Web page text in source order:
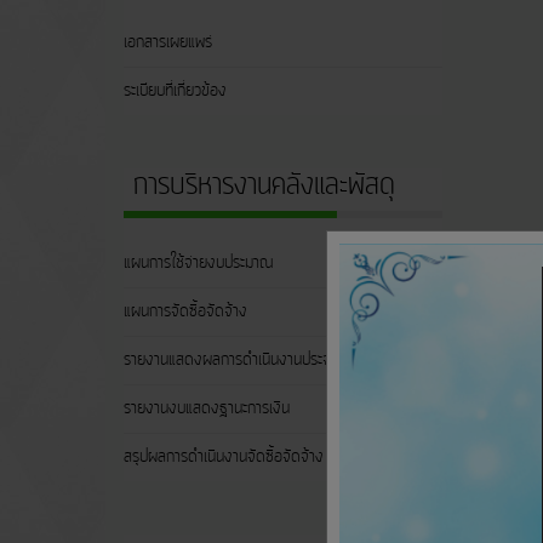
เอกสารเผยแพร่
ระเบียบที่เกี่ยวข้อง
การบริหารงานคลังและพัสดุ
แผนการใช้จ่ายงบประมาณ
แผนการจัดซื้อจัดจ้าง
รายงานแสดงผลการดำเนินงานประจำไตรมาส
รายงานงบแสดงฐานะการเงิน
สรุปผลการดำเนินงานจัดซื้อจัดจ้าง